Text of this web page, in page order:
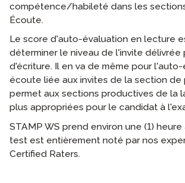
compétence/habileté dans les
Écoute.
Le score d'auto-évaluation en lecture
déterminer le niveau de l'invite délivrée
d'écriture. Il en va de même pour
écoute liée aux invites de la section de
permet aux sections productives de la
plus appropriées pour le candidat à
STAMP WS prend environ une (1)
test est entièrement noté par nos
Certified Raters.